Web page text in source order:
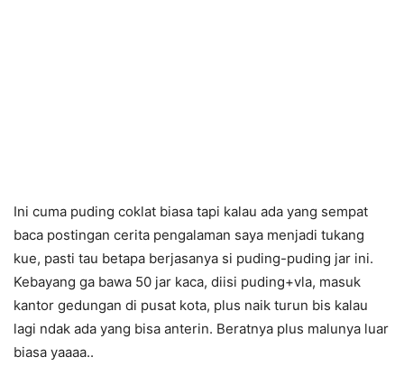
Ini cuma puding coklat biasa tapi kalau ada yang sempat
baca postingan cerita pengalaman saya menjadi tukang
kue, pasti tau betapa berjasanya si puding-puding jar ini.
Kebayang ga bawa 50 jar kaca, diisi puding+vla, masuk
kantor gedungan di pusat kota, plus naik turun bis kalau
lagi ndak ada yang bisa anterin. Beratnya plus malunya luar
biasa yaaaa..